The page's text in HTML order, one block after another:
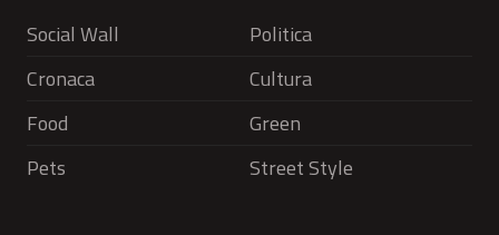
Social Wall
Politica
Cronaca
Cultura
Food
Green
Pets
Street Style